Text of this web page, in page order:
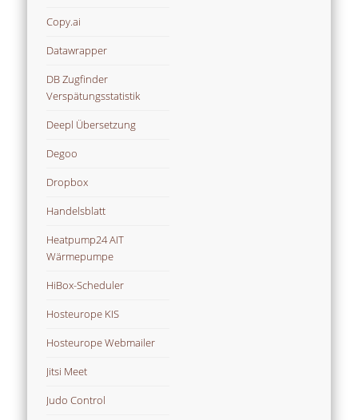
Copy.ai
Datawrapper
DB Zugfinder
Verspätungsstatistik
Deepl Übersetzung
Degoo
Dropbox
Handelsblatt
Heatpump24 AIT
Wärmepumpe
HiBox-Scheduler
Hosteurope KIS
Hosteurope Webmailer
Jitsi Meet
Judo Control